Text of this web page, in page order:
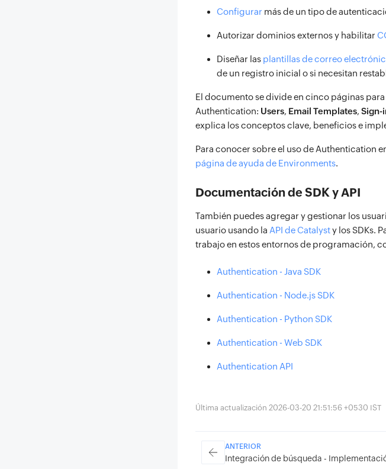
Configurar más de un tipo de
Autorizar dominios externos y habilitar
Diseñar las plantillas de correo
de un registro inicial o si necesitan
El documento se divide en cinco páginas
Authentication: Users, Email Templates, Sign-
explica los conceptos clave, beneficios e
Para conocer sobre el uso de Authentication
página de ayuda de Environments.
Documentación de SDK y API
También puedes agregar y gestionar los
usuario usando la API de Catalysty los SDKs.
trabajo en estos entornos de programación,
Authentication - Java SDK
Authentication - Node.js SDK
Authentication - Python SDK
Authentication - Web SDK
Authentication API
Última actualización 2026-03-20 21:51:56 +0530 IST
ANTERIOR
Integración de búsqueda -